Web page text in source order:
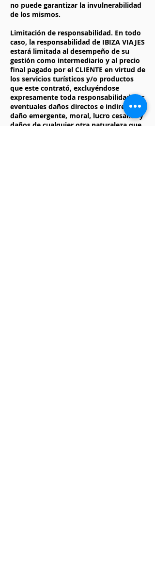
no puede garantizar la invulnerabilidad
de los mismos.
Limitación de responsabilidad. En todo
caso, la responsabilidad de IBIZA VIAJES
estará limitada al desempeño de su
gestión como intermediario y al precio
final pagado por el CLIENTE en virtud de
los servicios turísticos y/o productos
que este contrató, excluyéndose
expresamente toda responsabilidad por
eventuales daños directos e indirectos,
daño emergente, moral, lucro cesante y
daños de cualquier otra naturaleza que